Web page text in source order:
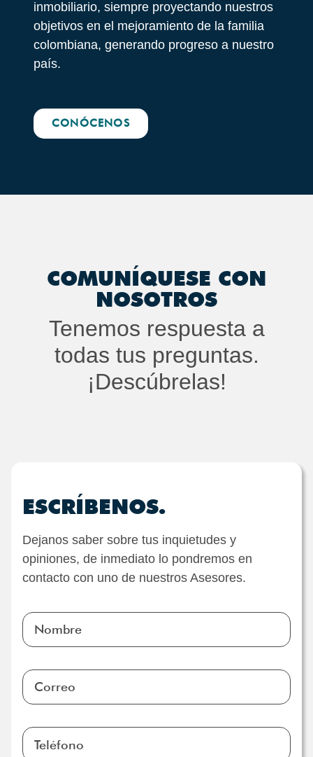
inmobiliario, siempre proyectando nuestros
objetivos en el mejoramiento de la familia
colombiana, generando progreso a nuestro
país.
CONÓCENOS
COMUNÍQUESE CON
NOSOTROS
Tenemos respuesta a
todas tus preguntas.
¡Descúbrelas!
ESCRÍBENOS.
Dejanos saber sobre tus inquietudes y
opiniones, de inmediato lo pondremos en
contacto con uno de nuestros Asesores.